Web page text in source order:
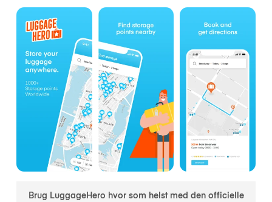
Brug LuggageHero hvor som helst med den officielle